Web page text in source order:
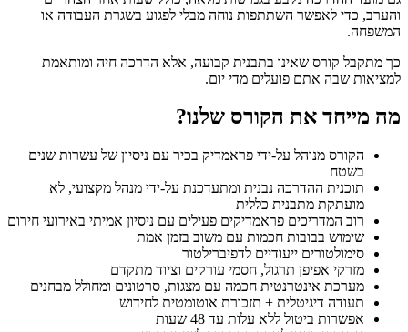
והערב, כדי לאפשר השתתפות נוחה מבלי לפגוע בשגרת העבודה או
המשפחה.
כך מתקבל קורס שאינו בתבנית קבועה, אלא הדרכה חיה ומותאמת
למציאות שבה אתם פועלים מדי יום.
מה מייחד את הקורס שלנו?
הקורס מנוהל על-ידי פראמדיק בכיר עם ניסיון של עשרות שנים
בשטח
תוכנית ההדרכה נבנית ומתעדכנת על-ידי מנהל מקצועי, לא
מועתקת מתבנית כללית
רוב המדריכים פראמדיקים פעילים עם ניסיון אמיתי באירועי חירום
שימוש בבובות חכמות עם משוב בזמן אמת
סימולטורים ייעודיים לדפיברילטור
מזרקי אפיפן תרגול, חסמי עורקים וציוד מתקדם
מערכת אינטרנטית חכמה עם מצגות, סרטונים ומחולל מבחנים
תעודה דיגיטלית + תזכורת אוטומטית לחידוש
אפשרות ביטול ללא עלות עד 48 שעות